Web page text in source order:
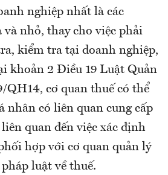
nghiệp nhất là các
và nhỏ, thay cho việc phải
kiểm tra tại doanh nghiệp,
khoản 2 Điều 19 Luật Quản
QH14, cơ quan thuế có thể
nhân có liên quan cung cấp
quan đến việc xác định
hợp với cơ quan quản lý
luật về thuế.